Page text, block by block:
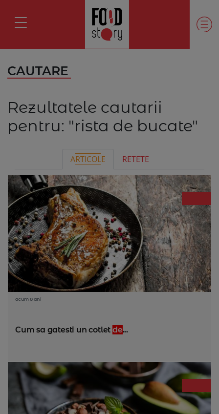
CAUTARE
Rezultatele cautarii
pentru: "rista de bucate"
ARTICOLE RETETE
acum 8 ani
Cum sa gatesti un cotletde...